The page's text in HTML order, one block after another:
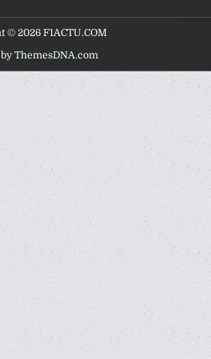
© 2026 F1ACTU.COM
ThemesDNA.com